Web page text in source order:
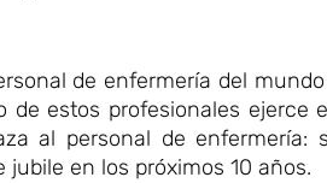
de enfermería del
estos profesionales ejerce
al personal de enfermería:
en los próximos 10 años.